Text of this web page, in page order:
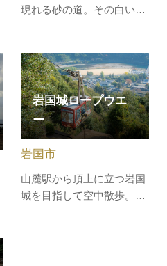
現れる砂の道。その白い道
に浮かぶ真宮島へ歩いて渡
ることができます。
岩国城ロープウエ
ー
山麓駅から頂上に立つ岩国
城を目指して空中散歩。音
岩国市